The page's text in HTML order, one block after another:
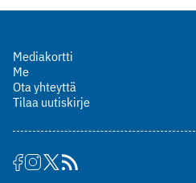
Mediakortti
Me
Ota yhteyttä
Tilaa uutiskirje